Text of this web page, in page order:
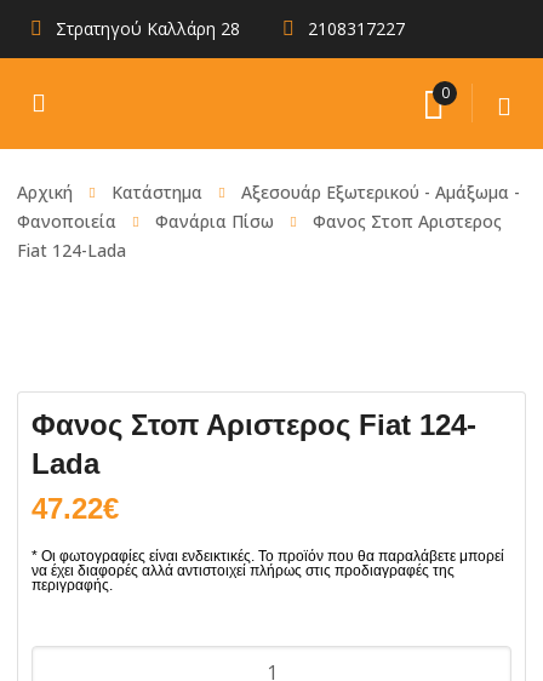
Στρατηγού Καλλάρη 28 2108317227
0
Αρχική Κατάστημα
Αξεσουάρ Εξωτερικού - Αμάξωμα -
Φανοποιεία
Φανάρια Πίσω
Φανος Στοπ Αριστερος
Fiat 124-Lada
Φανος Στοπ Αριστερος Fiat 124-
Lada
47.22€